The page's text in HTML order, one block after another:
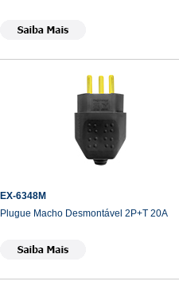
EX-6348M
Plugue Macho Desmontável 2P+T 20A